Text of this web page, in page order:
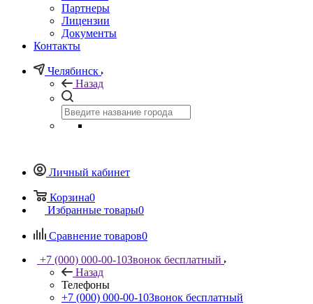
Партнеры
Лицензии
Документы
Контакты
Челябинск
Назад
Личный кабинет
Корзина0
Избранные товары0
Сравнение товаров0
+7 (000) 000-00-10Звонок бесплатный
Назад
Телефоны
+7 (000) 000-00-10Звонок бесплатный